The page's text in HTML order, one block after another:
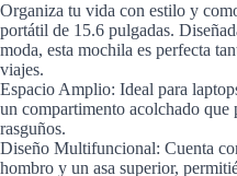
Organiza tu vida con estilo y
portátil de 15.6 pulgadas.
moda, esta mochila es perfecta
viajes.
Espacio Amplio: Ideal para
un compartimento acolchado
rasguños.
Diseño Multifuncional: Cuenta
hombro y un asa superior,